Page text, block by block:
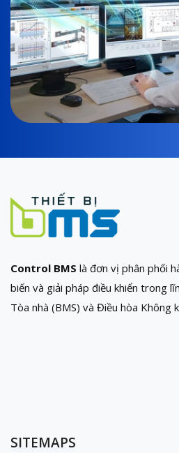
Control BMS là đơn vị phân phối
biến và giải pháp điều khiển trong
Tòa nhà (BMS) và Điều hòa Không
SITEMAPS